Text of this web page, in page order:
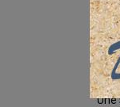
La
Une